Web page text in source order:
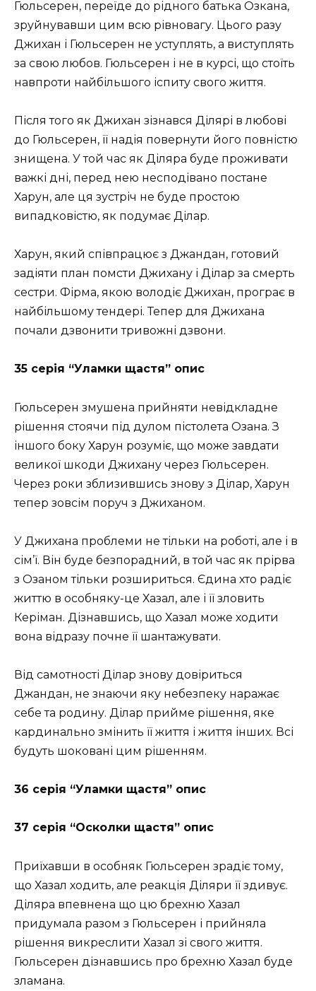
Гюльсерен, переїде до рідного батька Озкана,
зруйнувавши цим всю рівновагу. Цього разу
Джихан і Гюльсерен не уступлять, а виступлять
за свою любов. Гюльсерен і не в курсі, що стоїть
навпроти найбільшого іспиту свого життя.
Після того як Джихан зізнався Ділярі в любові
до Гюльсерен, її надія повернути його повністю
знищена. У той час як Діляра буде проживати
важкі дні, перед нею несподівано постане
Харун, але ця зустріч не буде простою
випадковістю, як подумає Ділар.
Харун, який співпрацює з Джандан, готовий
задіяти план помсти Джихану і Ділар за смерть
сестри. Фірма, якою володіє Джихан, програє в
найбільшому тендері. Тепер для Джихана
почали дзвонити тривожні дзвони.
35 серія “Уламки щастя” опис
Гюльсерен змушена прийняти невідкладне
рішення стоячи під дулом пістолета Озана. З
іншого боку Харун розуміє, що може завдати
великої шкоди Джихану через Гюльсерен.
Через роки зблизившись знову з Ділар, Харун
тепер зовсім поруч з Джиханом.
У Джихана проблеми не тільки на роботі, але і в
сім’ї. Він буде безпорадний, в той час як прірва
з Озаном тільки розшириться. Єдина хто радіє
життю в особняку-це Хазал, але і її зловить
Керіман. Дізнавшись, що Хазал може ходити
вона відразу почне її шантажувати.
Від самотності Ділар знову довіриться
Джандан, не знаючи яку небезпеку наражає
себе та родину. Ділар прийме рішення, яке
кардинально змінить її життя і життя інших. Всі
будуть шоковані цим рішенням.
36 серія “Уламки щастя” опис
37 серія “Осколки щастя” опис
Приїхавши в особняк Гюльсерен зрадіє тому,
що Хазал ходить, але реакція Діляри її здивує.
Діляра впевнена що цю брехню Хазал
придумала разом з Гюльсерен і прийняла
рішення викреслити Хазал зі свого життя.
Гюльсерен дізнавшись про брехню Хазал буде
зламана.